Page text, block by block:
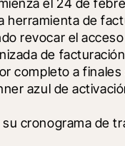
el 24 de
herramienta de
revocar el
de
completo a
azul de
cronograma de